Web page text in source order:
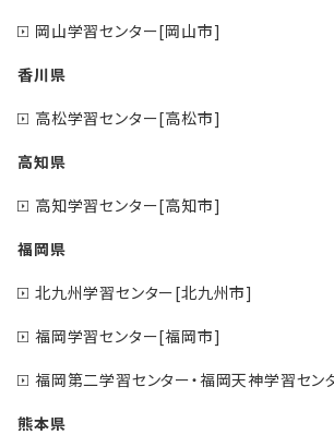
岡山学習センター[岡山市]
香川県
高松学習センター[高松市]
高知県
高知学習センター[高知市]
福岡県
北九州学習センター[北九州市]
福岡学習センター[福岡市]
福岡第二学習センター・福岡天神学習セ
熊本県